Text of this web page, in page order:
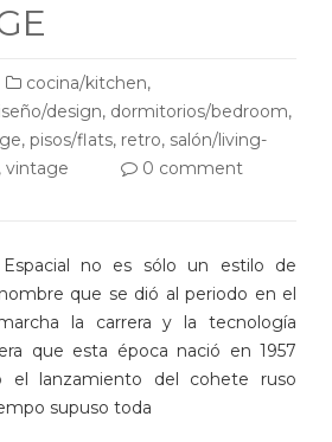
cocina/kitchen,
design, dormitorios/bedroom,
, pisos/flats, retro, salón/living-
, vintage
0 comment
no es sólo un estilo de
que se dió al periodo en el
la carrera y la tecnología
que esta época nació en 1957
el lanzamiento del cohete ruso
supuso toda